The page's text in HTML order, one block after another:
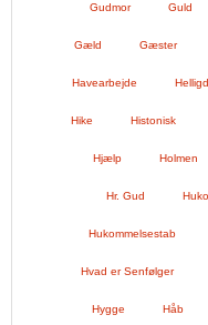
Gudmor Guld
Gæld Gæster
Havearbejde
Hike Histonisk
Hjælp Holmen
Hr. Gud
Hukommelsestab
Hvad er Senfølger
Hygge Håb